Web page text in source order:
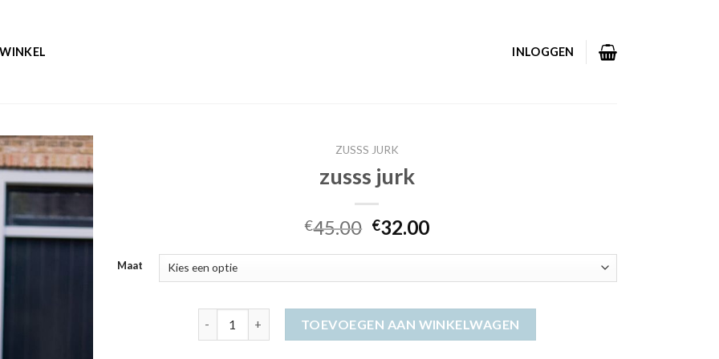
WINKEL INLOGGEN
ZUSSS JURK
zusss jurk
€45.00 €32.00
Maat
TOEVOEGEN AAN WINKELWAGEN